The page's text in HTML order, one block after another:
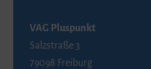
VAG Pluspunkt
Salzstraße 3
79098 Freiburg